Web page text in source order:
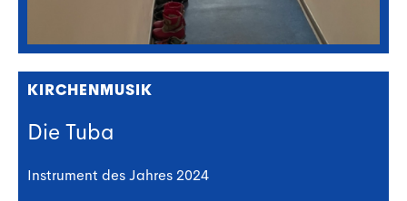
KIRCHENMUSIK
Die Tuba
Instrument des Jahres 2024